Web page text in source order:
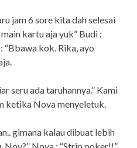
jam 6 sore kita dah selesai
kartu aja yuk” Budi :
“Bbawa kok. Rika, ayo
seru ada taruhannya.” Kami
ketika Nova menyeletuk.
gimana kalau dibuat lebih
Nov?” Nova : “Strip poker!!”